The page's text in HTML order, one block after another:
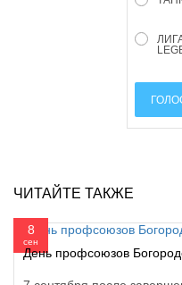
ЧИТАЙТЕ ТАКЖЕ
8
сен
День профсоюзов